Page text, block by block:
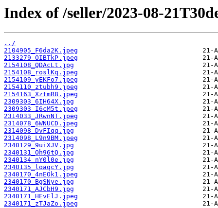
Index of /seller/2023-08-
../
2104905_F6da2K.jpeg
2133279_OIBTkP.jpeg
2154108_QDAcLt.jpg
2154108_roslKq.jpeg
2154109_yEKFo7.jpeg
2154110_ztubh9.jpeg
2154163_XztmR8.jpeg
2309303_6IH64X.jpg
2309303_I6cM5t.jpeg
2314033_JRwnNT.jpeg
2314078_6WNUCD.jpeg
2314098_DvFIqq.jpg
2314098_L9n9BM.jpeg
2340129_9uiXJV.jpg
2340131_Oh96tQ.jpg
2340134_nY0l0e.jpg
2340135_loaqcY.jpg
2340170_4nEOk1.jpeg
2340170_BgSNye.jpg
2340171_AJCbH9.jpg
2340171_HEvElJ.jpeg
2340171_zTJaZo.jpeg